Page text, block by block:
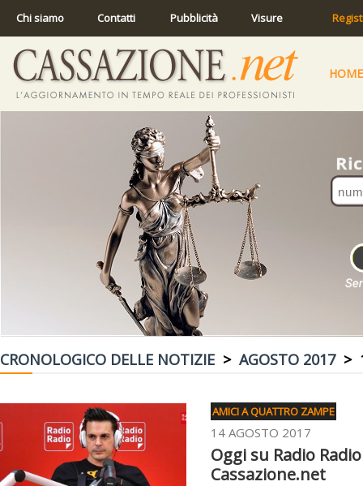
Chi siamo Contatti Pubblicità Visure
HOME
CRONOLOGICO DELLE NOTIZIE > AGOSTO 2017>
AMICI A QUATTRO ZAMPE
14 AGOSTO 2017
Oggi su Radio
Cassazione.net